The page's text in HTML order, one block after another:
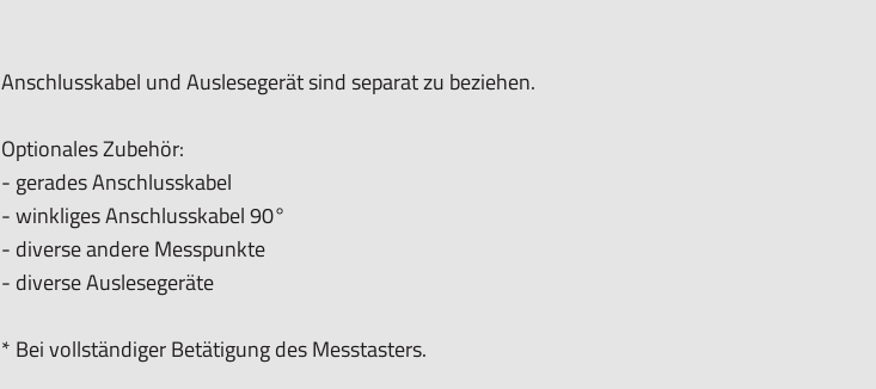
Anschlusskabel und Auslesegerät sind separat zu beziehen.
Optionales Zubehör:
- gerades Anschlusskabel
- winkliges Anschlusskabel 90°
- diverse andere Messpunkte
- diverse Auslesegeräte
* Bei vollständiger Betätigung des Messtasters.